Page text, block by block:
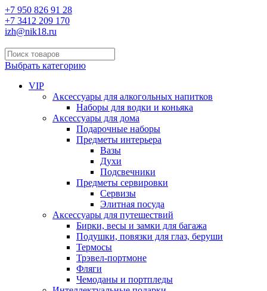
+7 950 826 91 28
+7 3412 209 170
izh@nik18.ru
Выбрать категорию
VIP
Аксессуары для алкогольных напитков
Наборы для водки и коньяка
Аксессуары для дома
Подарочные наборы
Предметы интерьера
Вазы
Духи
Подсвечники
Предметы сервировки
Сервизы
Элитная посуда
Аксессуары для путешествий
Бирки, весы и замки для багажа
Подушки, повязки для глаз, беруши
Термосы
Трэвел-портмоне
Фляги
Чемоданы и портпледы